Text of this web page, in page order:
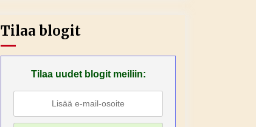
Tilaa blogit
Tilaa uudet blogit meiliin: